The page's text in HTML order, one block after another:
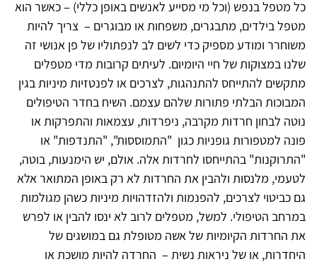
כל מטפל בנפש (וכל מי מסייע לאנשים באופן כללי) – כאשר הוא
מטפל בילדים, מתבגרים, משפחות או מבוגרים – צריך להיות
משוחרר ומודע מספיק כדי לשים לב לנפתוליו של פן אנושי זה
שלנו במצוקות של חיי היומיום. לעיתים קרובות מדי מטפלים
מתקשים להתייחס להתנהגות, לצרכים או לפנטזיות מיניות בגין
המבוכות הבלתי פתורות שלהם עצמם. השיח בחדר הטיפולים
נוטה לבחון חרדות מקרבה, ניפרדות, עצמאות והתפרקות או
פונה למטפורות גופניות כגון "התמוססות", "התנדפות" או
"התרוקנות" בהתייחסו לחרדות אלה. אולם, יש הימנעות, בוטה,
לטעמי, מלנסות ולהבין את החרדות לא רק באופן המתואר אלא
גם כביטוי לצרכים, להפנמות ולהזדהויות מיניות כשהן מגולמות
במרחב הטיפולי. למשל, מטפלים לרוב לא ינסו להבין או לפרש
את החרדות הקיומיות של אשה מטופלת גם במושגים של
היחדרות, או של ניראות נשית – החרדה להיות מושכת או